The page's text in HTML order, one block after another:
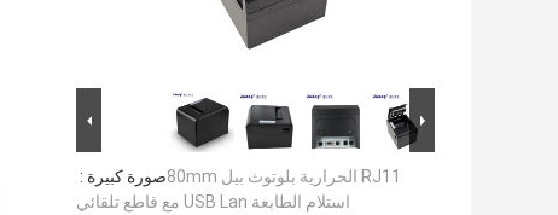
صورة كبيرة :RJ11 الحرارية بلوتوث بيل 80mm
استلام الطابعة USB Lan مع قاطع تلقائي